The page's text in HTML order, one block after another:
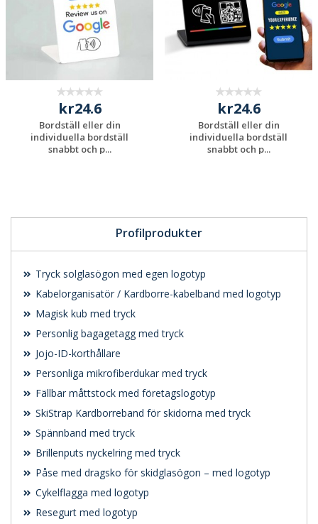
Profilprodukter
Tryck solglasögon med egen logotyp
Kabelorganisatör / Kardborre-kabelband med logotyp
Magisk kub med tryck
Personlig bagagetagg med tryck
Jojo-ID-korthållare
Personliga mikrofiberdukar med tryck
Fällbar måttstock med företagslogotyp
SkiStrap Kardborreband för skidorna med tryck
Spännband med tryck
Brillenputs nyckelring med tryck
Påse med dragsko för skidglasögon – med logotyp
Cykelflagga med logotyp
Resegurt med logotyp
kr24.6
Bordställ eller din
individuella bordställ
snabbt och p...
kr24.6
Bordställ eller din
individuella bordställ
snabbt och p...